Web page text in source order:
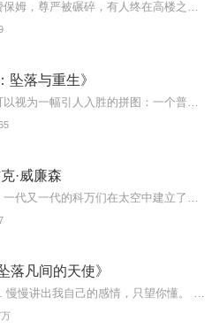
坠落与重生》
·威廉森
落凡间的天使》